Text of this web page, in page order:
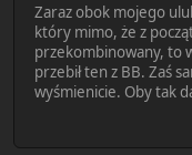
Zaraz obok mojego
który mimo, że z
przekombinowany, to
przebił ten z BB. Zaś
wyśmienicie. Oby tak